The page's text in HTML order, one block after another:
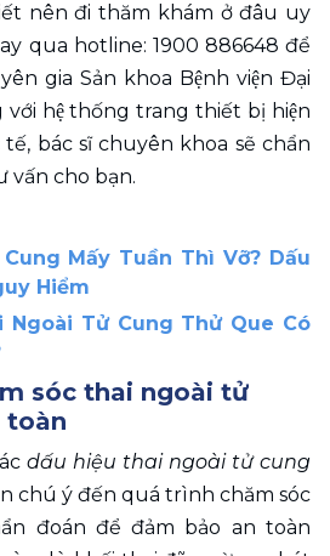
nên đi thăm khám ở đâu uy
qua hotline: 1900 886648 để
gia Sản khoa Bệnh viện Đại
với hệ thống trang thiết bị hiện
bác sĩ chuyên khoa sẽ chẩn
vấn cho bạn.
Mấy Tuần Thì Vỡ? Dấu
Hiểm
Ngoài Tử Cung Thử Que Có
sóc thai ngoài tử
toàn
dấu hiệu thai ngoài tử cung
chú ý đến quá trình chăm sóc
đoán để đảm bảo an toàn